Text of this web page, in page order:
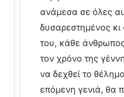
ανάμεσα σε όλες
δυσαρεστημένος
του, κάθε άνθρωπος
τον χρόνο της
να δεχθεί το
επόμενη γενιά, θα